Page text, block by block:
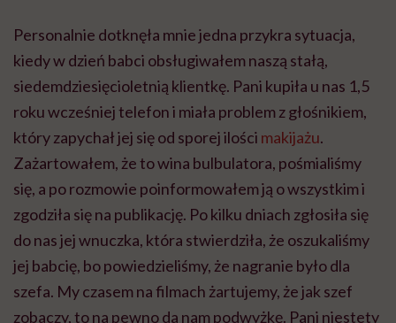
Personalnie dotknęła mnie jedna przykra sytuacja,
kiedy w dzień babci obsługiwałem naszą stałą,
siedemdziesięcioletnią klientkę. Pani kupiła u nas 1,5
roku wcześniej telefon i miała problem z głośnikiem,
który zapychał jej się od sporej ilości makijażu.
Zażartowałem, że to wina bulbulatora, pośmialiśmy
się, a po rozmowie poinformowałem ją o wszystkim i
zgodziła się na publikację. Po kilku dniach zgłosiła się
do nas jej wnuczka, która stwierdziła, że oszukaliśmy
jej babcię, bo powiedzieliśmy, że nagranie było dla
szefa. My czasem na filmach żartujemy, że jak szef
zobaczy, to na pewno da nam podwyżkę. Pani niestety